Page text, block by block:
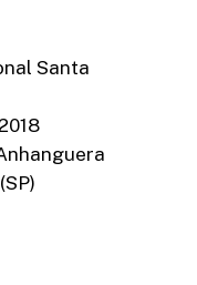
Santa